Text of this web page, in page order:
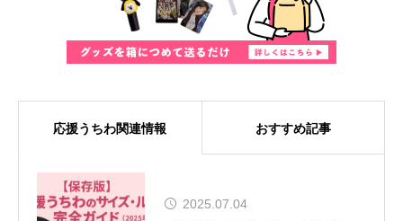
応援うちわ関連情報 おすすめ記事
2025.07.04
MUSE、8年ぶりの来日が決定！大